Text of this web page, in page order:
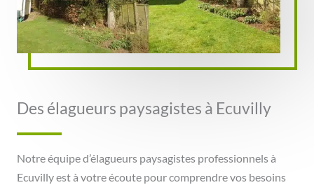
Des élagueurs paysagistes à Ecuvilly
Notre équipe d’élagueurs paysagistes professionnels à
Ecuvilly est à votre écoute pour comprendre vos besoins